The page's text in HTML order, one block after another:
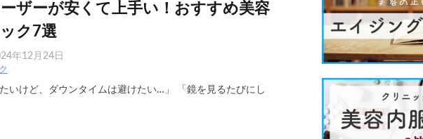
ザーが安くて上手い！おすすめ美容
ク7選
年12月24日
いけど、ダウンタイムは避けたい…」 「鏡を見るたびにし